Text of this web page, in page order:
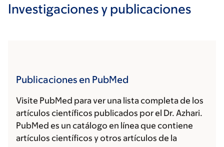
Investigaciones y publicaciones
Publicaciones en PubMed
Visite PubMed para ver una lista completa de los
artículos científicos publicados por el Dr. Azhari.
PubMed es un catálogo en línea que contiene
artículos científicos y otros artículos de la